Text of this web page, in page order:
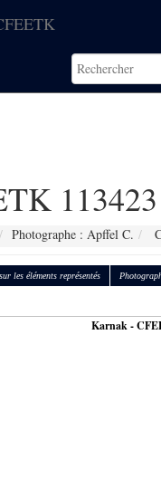
113423
Photographe : Apffel C.
les éléments représentés